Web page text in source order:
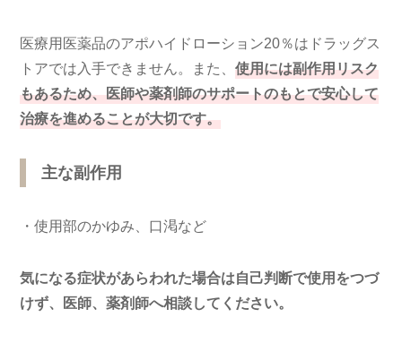
医療用医薬品のアポハイドローション20％はドラッグス
トアでは入手できません。また、使用には副作用リスク
もあるため、医師や薬剤師のサポートのもとで安心して
治療を進めることが大切です。
主な副作用
・使用部のかゆみ、口渇など
気になる症状があらわれた場合は自己判断で使用をつづ
けず、医師、薬剤師へ相談してください。